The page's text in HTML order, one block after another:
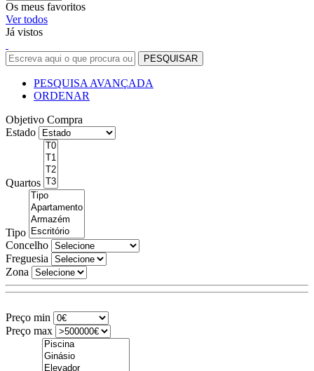
Os meus favoritos
Ver todos
Já vistos
PESQUISA AVANÇADA
ORDENAR
Objetivo Compra
Estado
Quartos
Tipo
Concelho
Freguesia
Zona
Preço min
Preço max